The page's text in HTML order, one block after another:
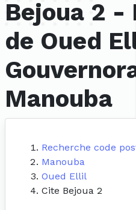
Bejoua 2 -
de Oued
Manouba
Recherche code
Manouba
Oued Ellil
Cite Bejoua 2